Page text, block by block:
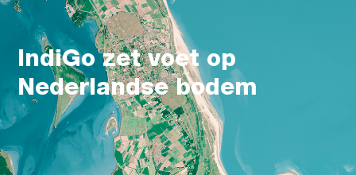
IndiGo zet voet op
Nederlandse bodem